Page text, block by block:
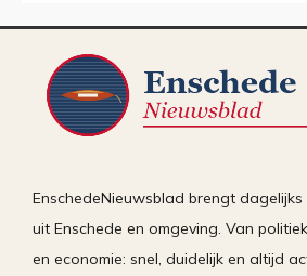
EnschedeNieuwsblad brengt
uit Enschede en omgeving. Van
en economie: snel, duidelijk en altijd